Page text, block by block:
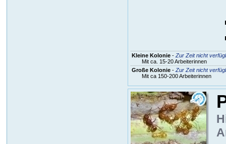
Kleine Kolonie-Zur Zeit nicht
Mit ca. 15-20 Arbeiterinnen
Große Kolonie-Zur Zeit nicht
Mit ca 150-200 Arbeiterinnen